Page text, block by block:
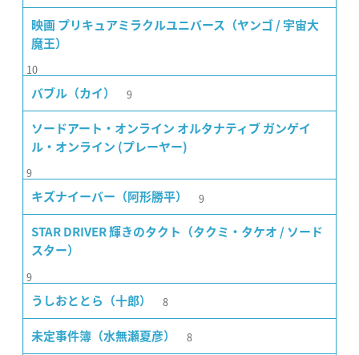
映画 プリキュアミラクルユニバース（ヤンゴ / 宇宙大
魔王）
10
バブル（カイ） 9
ソードアート・オンライン オルタナティブ ガンゲイ
ル・オンライン (プレーヤー)
9
キズナイーバー（阿形勝平） 9
STAR DRIVER 輝きのタクト（タクミ・タケオ / ソード
スター）
9
うしおととら（十郎） 8
未定事件簿（水無瀬夏彦） 8